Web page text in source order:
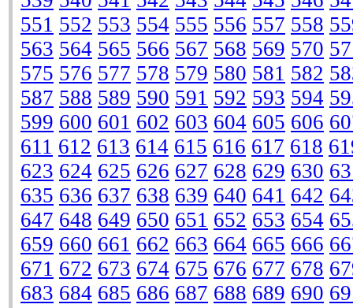
551 552 553 554 555 556 557 558
563 564 565 566 567 568 569 570
575 576 577 578 579 580 581 582
587 588 589 590 591 592 593 594
599 600 601 602 603 604 605 606
611 612 613 614 615 616 617 618
623 624 625 626 627 628 629 630
635 636 637 638 639 640 641 642
647 648 649 650 651 652 653 654
659 660 661 662 663 664 665 666
671 672 673 674 675 676 677 678
683 684 685 686 687 688 689 690